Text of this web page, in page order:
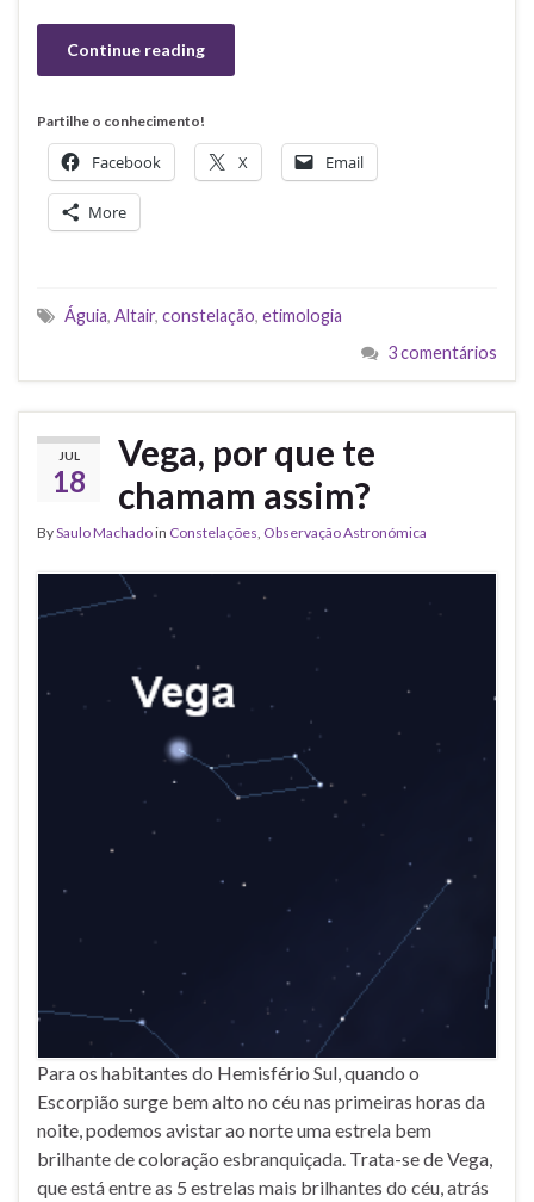
Continue reading
Partilhe o conhecimento!
Facebook X Email
More
Águia, Altair, constelação, etimologia
3 comentários
JUL
18
Vega, por que te
chamam assim?
BySaulo Machadoin Constelações, Observação Astronómica
Para os habitantes do Hemisfério Sul, quando o
Escorpião surge bem alto no céu nas primeiras horas da
noite, podemos avistar ao norte uma estrela bem
brilhante de coloração esbranquiçada. Trata-se de Vega,
que está entre as 5 estrelas mais brilhantes do céu, atrás